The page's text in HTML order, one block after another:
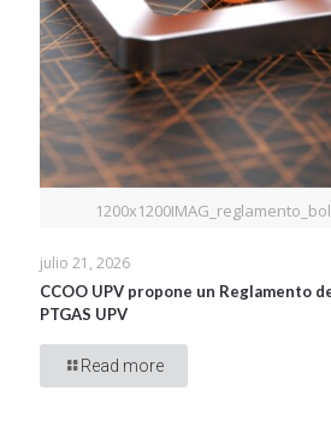
julio 21, 2026
CCOO UPV propone un Reglamento
PTGAS UPV
Read more